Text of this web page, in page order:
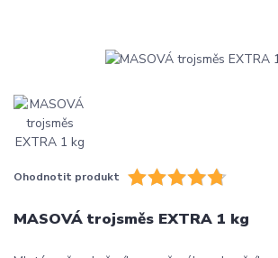
Ohodnotit produkt
MASOVÁ trojsměs EXTRA 1 kg